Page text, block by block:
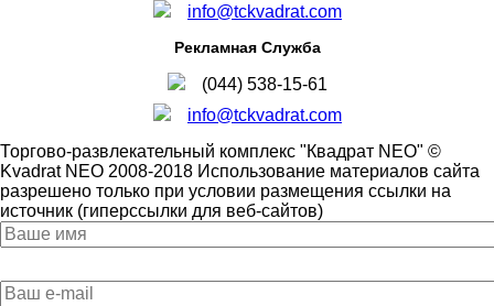
info@tckvadrat.com
Рекламная Служба
(044) 538-15-61
info@tckvadrat.com
Торгово-развлекательный комплекс "Квадрат NEO" ©
Kvadrat NEO 2008-2018 Использование материалов сайта
разрешено только при условии размещения ссылки на
источник (гиперссылки для веб-сайтов)